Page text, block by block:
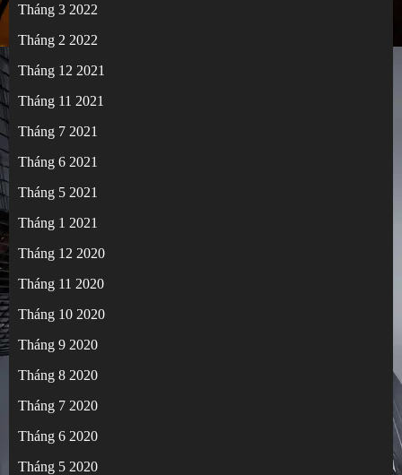
Tháng 3 2022
Tháng 2 2022
Tháng 12 2021
Tháng 11 2021
Tháng 7 2021
Tháng 6 2021
Tháng 5 2021
Tháng 1 2021
Tháng 12 2020
Tháng 11 2020
Tháng 10 2020
Tháng 9 2020
Tháng 8 2020
Tháng 7 2020
Tháng 6 2020
Tháng 5 2020